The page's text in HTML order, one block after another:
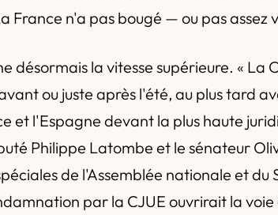
France n'a pas bougé — ou pas assez
désormais la vitesse supérieure. « La
ou juste après l'été, au plus tard
et l'Espagne devant la plus haute
Philippe Latombe et le sénateur
de l'Assemblée nationale et du
par la CJUE ouvrirait la voie